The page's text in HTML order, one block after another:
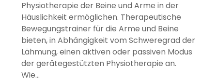
Physiotherapie der Beine und Arme in der
Häuslichkeit ermöglichen. Therapeutische
Bewegungstrainer für die Arme und Beine
bieten, in Abhängigkeit vom Schweregrad der
Lähmung, einen aktiven oder passiven Modus
der gerätegestützten Physiotherapie an.
Wie…